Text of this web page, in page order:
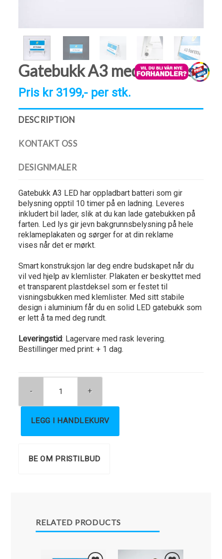
Gatebukk A3 med LED lys
Pris kr 3199,- per stk.
DESCRIPTION
KONTAKT OSS
DESIGNMALER
Gatebukk A3 LED har oppladbart batteri som gir
belysning opptil 10 timer på en ladning. Leveres
inkludert bil lader, slik at du kan lade gatebukken på
farten. Led lys gir jevn bakgrunnsbelysning på hele
reklameplakaten og sørger for at din reklame
vises når det er mørkt.
Smart konstruksjon lar deg endre budskapet når du
vil ved hjelp av klemlister. Plakaten er beskyttet med
et transparent plastdeksel som er festet til
visningsbukken med klemlister. Med sitt stabile
design i aluminium får du en solid LED gatebukk som
er lett å ta med deg rundt.
Leveringstid: Lagervare med rask levering.
Bestillinger med print: + 1 dag.
LEGG I HANDLEKURV
BE OM PRISTILBUD
RELATED PRODUCTS